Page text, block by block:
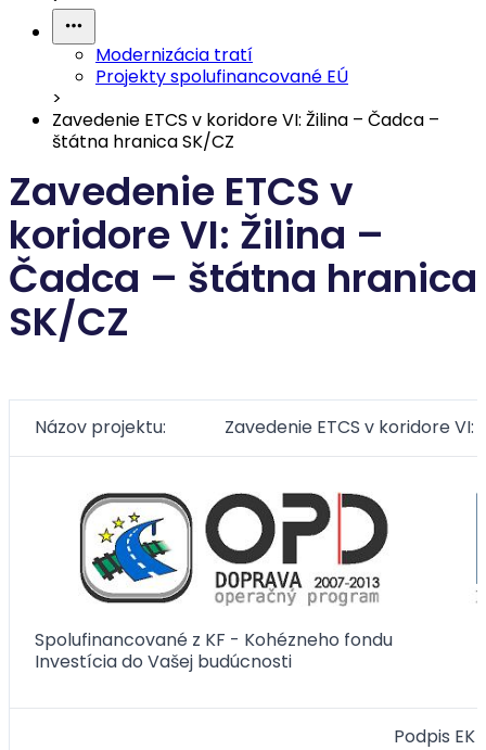
Modernizácia tratí
Projekty spolufinancované EÚ
>
Zavedenie ETCS v koridore VI: Žilina – Čadca –
štátna hranica SK/CZ
Zavedenie ETCS v
koridore VI: Žilina –
Čadca – štátna hranica
SK/CZ
Názov projektu: Zavedenie ETCS v koridore
Spolufinancované z KF - Kohézneho fondu
Investícia do Vašej budúcnosti
Podpis EK